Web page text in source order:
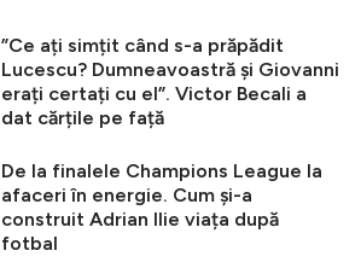
”Ce ați simțit când s-a prăpădit
Lucescu? Dumneavoastră și Giovanni
erați certați cu el”. Victor Becali a
dat cărțile pe față
De la finalele Champions League la
afaceri în energie. Cum și-a
construit Adrian Ilie viața după
fotbal